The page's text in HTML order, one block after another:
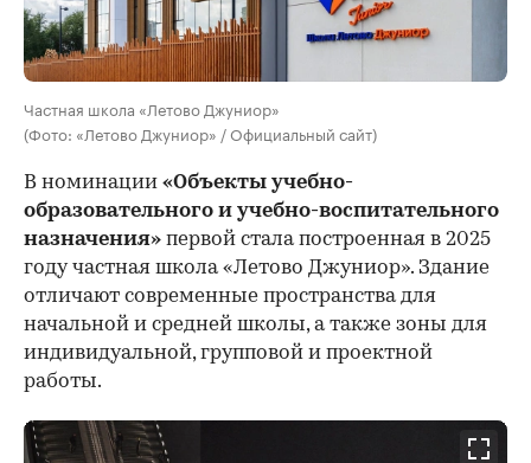
Частная школа «Летово Джуниор»
(Фото: «Летово Джуниор» / Официальный сайт)
В номинации «Объекты учебно-
образовательного и учебно-воспитательного
назначения» первой стала построенная в 2025
году частная школа «Летово Джуниор». Здание
отличают современные пространства для
начальной и средней школы, а также зоны для
индивидуальной, групповой и проектной
работы.